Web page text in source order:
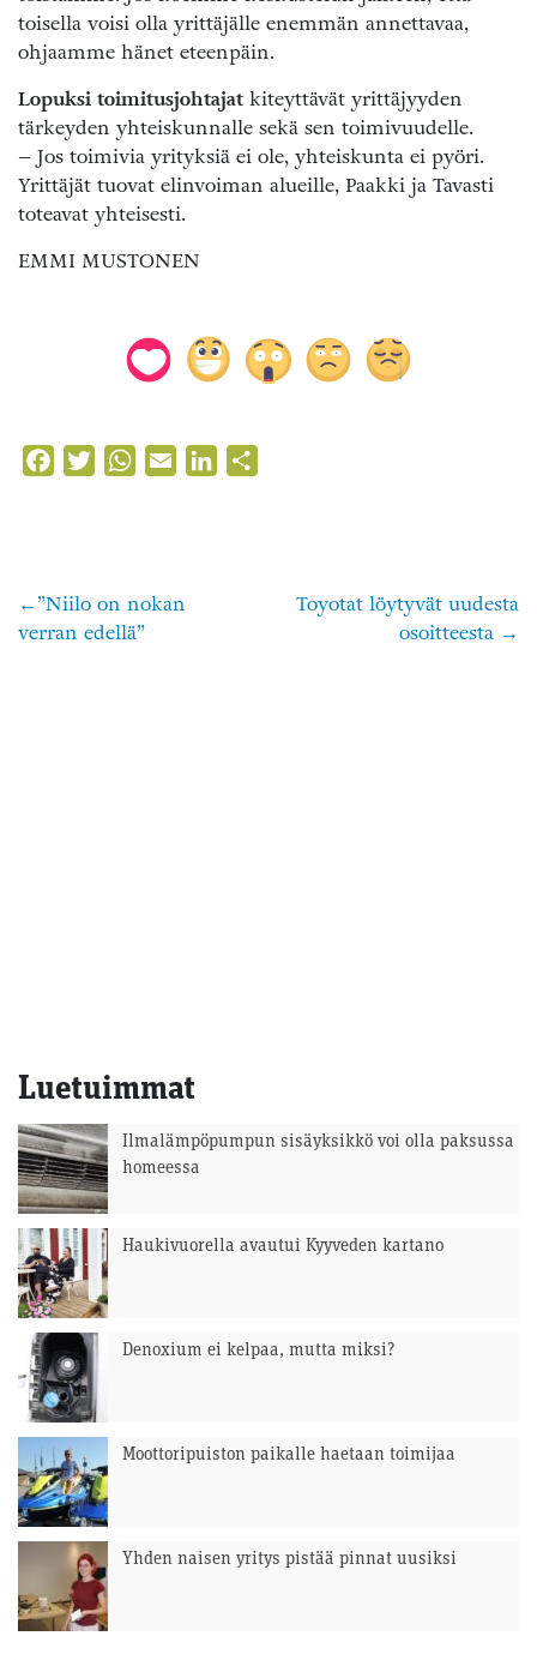
toisella voisi olla yrittäjälle enemmän annettavaa,
ohjaamme hänet eteenpäin.
Lopuksi toimitusjohtajatkiteyttävät yrittäjyyden
tärkeyden yhteiskunnalle sekä sen toimivuudelle.
– Jos toimivia yrityksiä ei ole, yhteiskunta ei pyöri.
Yrittäjät tuovat elinvoiman alueille, Paakki ja Tavasti
toteavat yhteisesti.
EMMI MUSTONEN
FacebookTwitterWhatsApp
Email LinkedIn
Artikkelien
”Niilo on nokan
verran edellä”
Toyotat löytyvät uudesta
osoitteesta
Luetuimmat
Ilmalämpöpumpun sisäyksikkö voi olla paksussa
homeessa
Haukivuorella avautui Kyyveden kartano
Denoxium ei kelpaa, mutta miksi?
Moottoripuiston paikalle haetaan toimijaa
Yhden naisen yritys pistää pinnat uusiksi